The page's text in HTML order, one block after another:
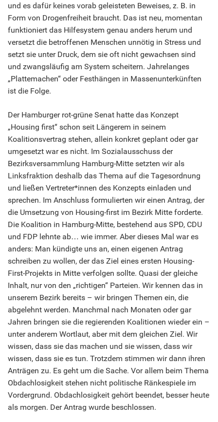
und es dafür keines vorab geleisteten Beweises, z. B. in
Form von Drogenfreiheit braucht. Das ist neu, momentan
funktioniert das Hilfesystem genau anders herum und
versetzt die betroffenen Menschen unnötig in Stress und
setzt sie unter Druck, dem sie oft nicht gewachsen sind
und zwangsläufig am System scheitern. Jahrelanges
„Plattemachen“ oder Festhängen in Massenunterkünften
ist die Folge.
Der Hamburger rot-grüne Senat hatte das Konzept
„Housing first“ schon seit Längerem in seinem
Koalitionsvertrag stehen, allein konkret geplant oder gar
umgesetzt war es nicht. Im Sozialausschuss der
Bezirksversammlung Hamburg-Mitte setzten wir als
Linksfraktion deshalb das Thema auf die Tagesordnung
und ließen Vertreter*innen des Konzepts einladen und
sprechen. Im Anschluss formulierten wir einen Antrag, der
die Umsetzung von Housing-first im Bezirk Mitte forderte.
Die Koalition in Hamburg-Mitte, bestehend aus SPD, CDU
und FDP lehnte ab… wie immer. Aber dieses Mal war es
anders: Man kündigte uns an, einen eigenen Antrag
schreiben zu wollen, der das Ziel eines ersten Housing-
First-Projekts in Mitte verfolgen sollte. Quasi der gleiche
Inhalt, nur von den „richtigen“ Parteien. Wir kennen das in
unserem Bezirk bereits – wir bringen Themen ein, die
abgelehnt werden. Manchmal nach Monaten oder gar
Jahren bringen sie die regierenden Koalitionen wieder ein –
unter anderem Wortlaut, aber mit dem gleichen Ziel. Wir
wissen, dass sie das machen und sie wissen, dass wir
wissen, dass sie es tun. Trotzdem stimmen wir dann ihren
Anträgen zu. Es geht um die Sache. Vor allem beim Thema
Obdachlosigkeit stehen nicht politische Ränkespiele im
Vordergrund. Obdachlosigkeit gehört beendet, besser heute
als morgen. Der Antrag wurde beschlossen.